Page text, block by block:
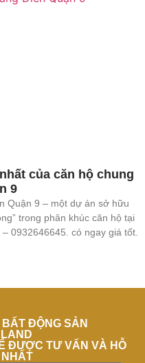
của căn hộ chung
9
Quận 9 – một dự án sở hữu
trong phân khúc căn hộ tại
0932646645. có ngay giá tốt.
ĐỘNG SẢN
ĐƯỢC TƯ VẤN VÀ HỖ